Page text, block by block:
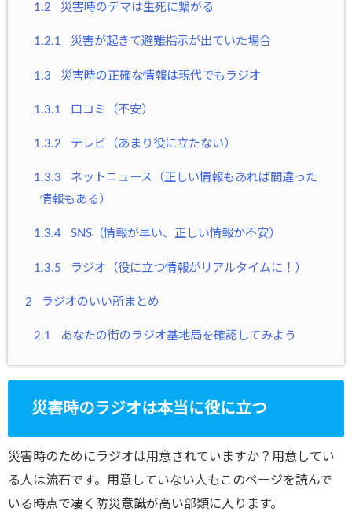
1.2 災害時のデマは生死に繋がる
1.2.1 災害が起きて避難指示が出ていた場合
1.3 災害時の正確な情報は現代でもラジオ
1.3.1 口コミ（不安）
1.3.2 テレビ（あまり役に立たない）
1.3.3
ネットニュース（正しい情報もあれば間違った
情報もある）
1.3.4 SNS（情報が早い、正しい情報か不安）
1.3.5 ラジオ（役に立つ情報がリアルタイムに！）
2 ラジオのいい所まとめ
2.1 あなたの街のラジオ基地局を確認してみよう
災害時のラジオは本当に役に立つ
災害時のためにラジオは用意されていますか？用意してい
る人は流石です。用意していない人もこのページを読んで
いる時点で凄く防災意識が高い部類に入ります。